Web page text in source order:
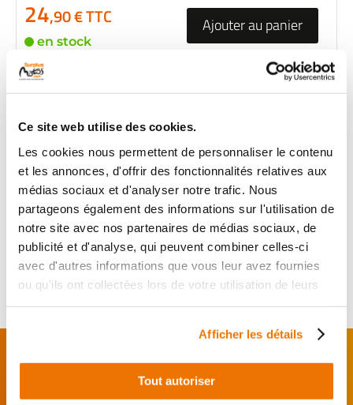
Ce site web utilise des cookies.
Les cookies nous permettent de personnaliser le contenu
et les annonces, d'offrir des fonctionnalités relatives aux
médias sociaux et d'analyser notre trafic. Nous
partageons également des informations sur l'utilisation de
notre site avec nos partenaires de médias sociaux, de
publicité et d'analyse, qui peuvent combiner celles-ci
avec d'autres informations que vous leur avez fournies
ou qu'ils ont collectées lors de votre utilisation de leurs
Afficher les détails
Tout autoriser
24,90 € TTC
en stock
Ajouter au panier
+ de photos
HABILLAGE DE CADRE
RÉF :51949
YAMAHA XJ 600
DIVERSION 600
2000 - 2002
Informations sur le véhicule
22,90 € TTC
en stock
Ajouter au panier
pièces motosd’occasion garanties
jusqu'à la révision complète de votremoto,